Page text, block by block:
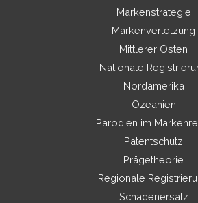
Markenstrategie
Markenverletzung
Mittlerer Osten
Nationale
Nordamerika
Ozeanien
Parodien im
Patentschutz
Prägetheorie
Regionale
Schadenersatz